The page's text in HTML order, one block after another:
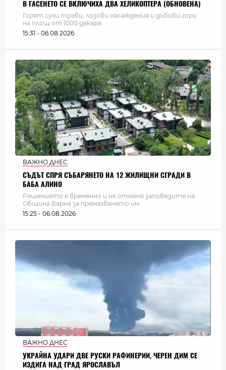
В ГАСЕНЕТО СЕ ВКЛЮЧИХА ДВА ХЕЛИКОПТЕРА (ОБНОВЕНА)
Горят сухи треви, лозови насаждения и дъбови гори
на площ от 1000 декара
15:31 - 06.08.2026
ВАЖНО ДНЕС
СЪДЪТ СПРЯ СЪБАРЯНЕТО НА 12 ЖИЛИЩНИ СГРАДИ В
БАБА АЛИНО
Решението е временно и не отменя заповедите на
Община Варна за премахването им
15:25 - 06.08.2026
ВАЖНО ДНЕС
УКРАЙНА УДАРИ ДВЕ РУСКИ РАФИНЕРИИ, ЧЕРЕН ДИМ СЕ
ИЗДИГА НАД ГРАД ЯРОСЛАВЪЛ